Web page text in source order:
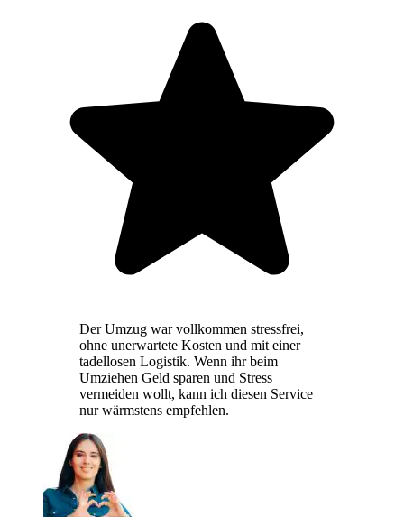
Der Umzug war vollkommen stressfrei,
ohne unerwartete Kosten und mit einer
tadellosen Logistik. Wenn ihr beim
Umziehen Geld sparen und Stress
vermeiden wollt, kann ich diesen Service
nur wärmstens empfehlen.